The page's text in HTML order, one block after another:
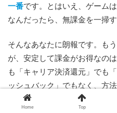
一番です。とはいえ、ゲーム
なんだったら、無課金を一掃
そんなあなたに朗報です。も
が、安定して課金がお得なの
も「キャリア決済還元」でも
ッシュバック」でもなく、方
Home Top